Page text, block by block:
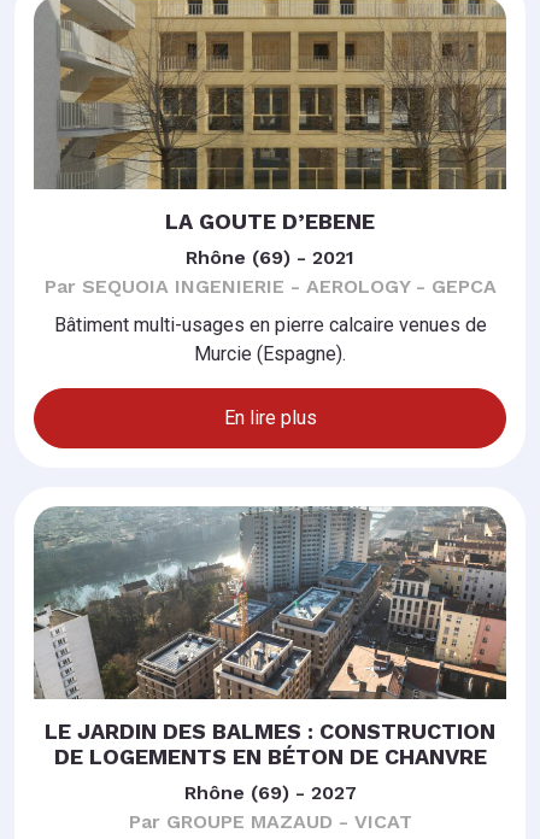
LA GOUTE D’EBENE
Rhône (69) - 2021
Par SEQUOIA INGENIERIE - AEROLOGY - GEPCA
Bâtiment multi-usages en pierre calcaire venues de
Murcie (Espagne).
En lire plus
LE JARDIN DES BALMES : CONSTRUCTION
DE LOGEMENTS EN BÉTON DE CHANVRE
Rhône (69) - 2027
Par GROUPE MAZAUD - VICAT